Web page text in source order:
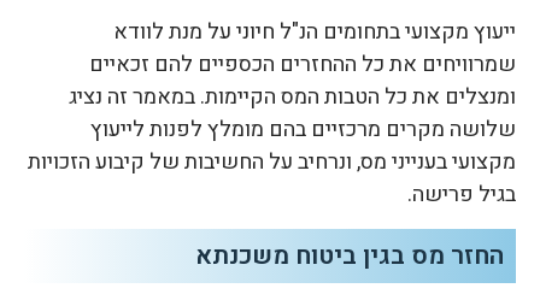
ייעוץ מקצועי בתחומים הנ"ל חיוני על מנת לוודא
שמרוויחים את כל ההחזרים הכספיים להם זכאיים
ומנצלים את כל הטבות המס הקיימות. במאמר זה נציג
שלושה מקרים מרכזיים בהם מומלץ לפנות לייעוץ
מקצועי בענייני מס, ונרחיב על החשיבות של קיבוע הזכויות
בגיל פרישה.
החזר מס בגין ביטוח משכנתא